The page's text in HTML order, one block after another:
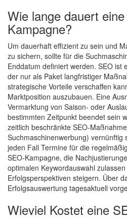
Wie lange dauert
Kampagne?
Um dauerhaft effizient zu sein und
zu sichern, sollte für die
Enddatum definiert werden. SEO ist
der nur als Paket langfristiger
strategische Vorteile verschaffen
Marktposition auszubauen. Eine
Vermarktung von Saison- oder
bestimmten Zeitpunkt beendet sein
zeitlich beschränkte SEO-
Suchmaschinenwerbung) vernünftig
jeden Fall Termine für die
SEO-Kampagne, die
optimalen Keywordauswahl
Erfolgsperspektiven steigern. Über
Erfolgsauswertung tagesaktuell
Wieviel Kostet eine